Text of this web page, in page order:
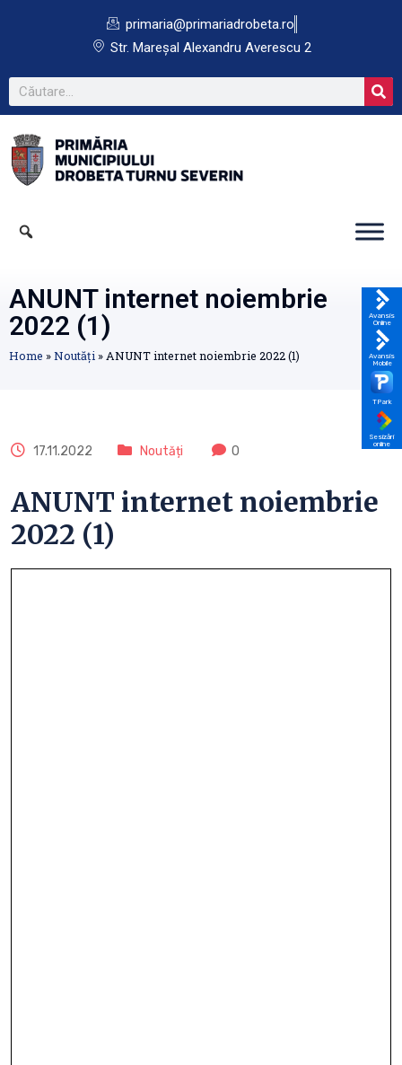
primaria@primariadrobeta.ro
Str. Mareșal Alexandru Averescu 2
ANUNT internet noiembrie
2022 (1)
Home »Noutăți » ANUNT internet noiembrie 2022 (1)
17.11.2022 Noutăți 0
ANUNT internet noiembrie
2022 (1)
Avansis
Online
Avansis
Mobile
TPark
Sesizări
online